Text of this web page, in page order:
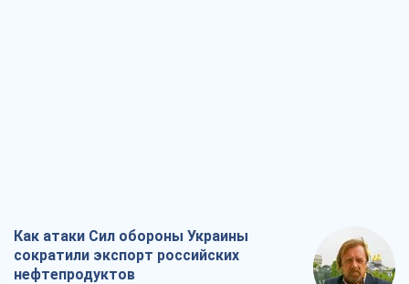
Как атаки Сил обороны Украины
сократили экспорт российских
нефтепродуктов